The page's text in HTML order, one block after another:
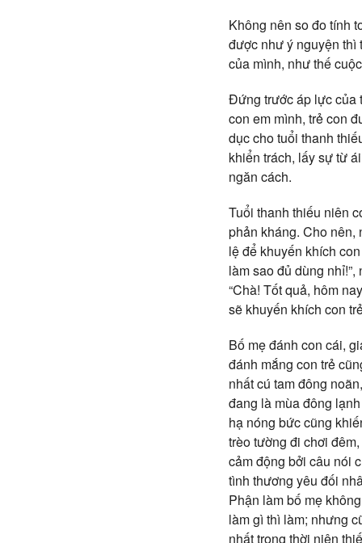
Không nên so đo tính
được như ý nguyện thì
của mình, như thế
Đứng trước áp lực của
con em mình, trẻ con
dục cho tuổi thanh
khiển trách, lấy sự từ
ngăn cách.
Tuổi thanh thiếu niên
phản kháng. Cho
lệ để khuyến khích
làm sao đủ dùng
“Chà! Tốt quả, hôm
sẽ khuyến khích con
Bố mẹ đánh con cái,
đánh mắng con trẻ
nhất cú tam đông
đang là mùa đông
hạ nóng bức cũng
trèo tường đi chơi
cảm động bởi câu nói
tình thương yêu đối
Phận làm bố mẹ
làm gì thì làm; nhưng
nhất trong thời niên